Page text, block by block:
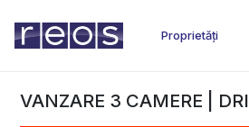
Proprietăți
VANZARE 3 CAMERE |